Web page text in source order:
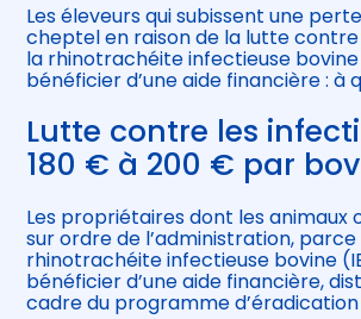
Construire votre patrimoine
Être prêt pour la facturation
Les éleveurs qui subissent une
cheptel en raison de la lutte
la rhinotrachéite infectieuse
bénéficier d’une aide financière : à
Lutte contre les
180 € à 200 € par
Les propriétaires dont les
sur ordre de l’administration, parce
rhinotrachéite infectieuse bovine
bénéficier d’une aide financière,
cadre du programme d’éradication